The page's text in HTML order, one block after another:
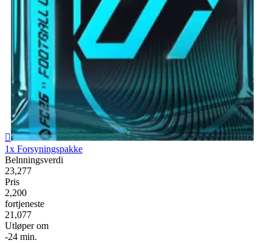

1x Forsyningspakke
Belnningsverdi
23,277
Pris
2,200
fortjeneste
21,077
Utløper om
-24 min.